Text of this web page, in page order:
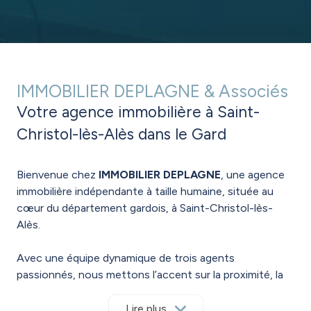
IMMOBILIER DEPLAGNE & Associés
Votre agence immobilière à Saint-
Christol-lès-Alès dans le Gard
Bienvenue chez IMMOBILIER DEPLAGNE, une agence
immobilière indépendante à taille humaine, située au
cœur du département gardois, à Saint-Christol-lès-
Alès.
Avec une équipe dynamique de trois agents
passionnés, nous mettons l’accent sur la proximité, la
toutes les étapes de votre projet immobilier.